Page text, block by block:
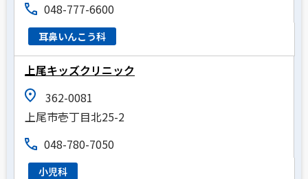
048-777-6600
耳鼻いんこう科
上尾キッズクリニック
362-0081
上尾市壱丁目北25-2
048-780-7050
小児科